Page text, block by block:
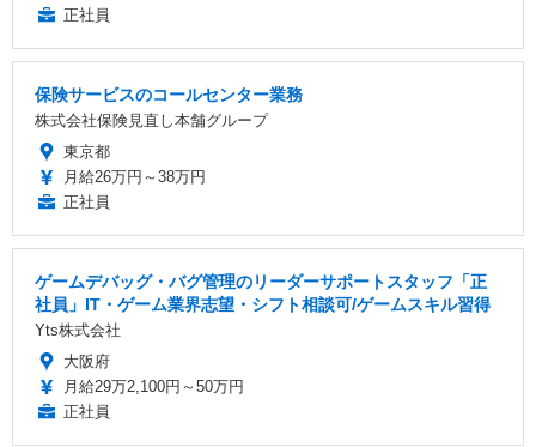
正社員
保険サービスのコールセンター業務
株式会社保険見直し本舗グループ
東京都
月給26万円～38万円
正社員
ゲームデバッグ・バグ管理のリーダーサポートスタッフ「正
社員」IT・ゲーム業界志望・シフト相談可/ゲームスキル習得
Yts株式会社
大阪府
月給29万2,100円～50万円
正社員